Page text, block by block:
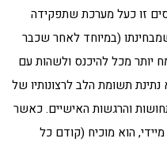
זו כעל מערכת שתפקידה
(במיוחד לאחר שכבר
יותר מכל להיכנס ולשהות עם
תשומת הלב לרצונותיו של
והרגשות האישיים. כאשר
הוא מוכיח (קודם כל